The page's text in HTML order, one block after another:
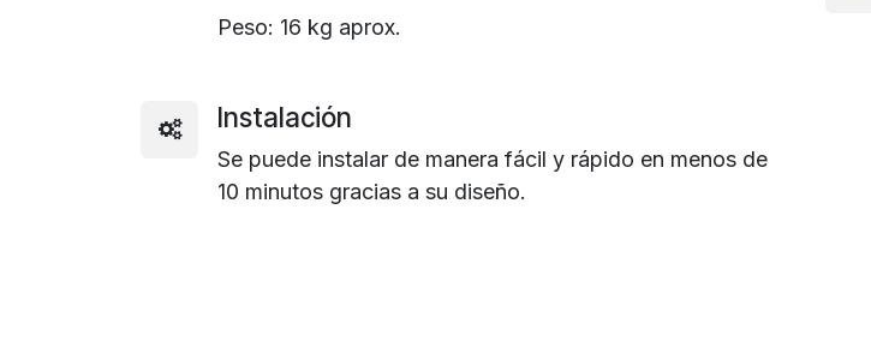
Peso: 16 kg aprox.
Instalación
Se puede instalar de manera fácil y rápido en menos de
10 minutos gracias a su diseño.